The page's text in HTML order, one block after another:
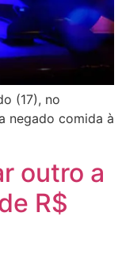
(17), no
negado comida à
outro a
R$